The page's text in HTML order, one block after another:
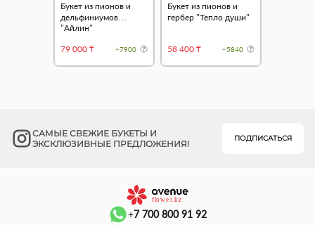
Букет из пионов и
дельфиниумов
"Айлин"
79 000 ₸
+7900
Букет из пионов и
гербер "Тепло души"
58 400 ₸ +5840
САМЫЕ СВЕЖИЕ БУКЕТЫ И
ЭКСКЛЮЗИВНЫЕ ПРЕДЛОЖЕНИЯ!
ПОДПИСАТЬСЯ
+7 700 800 91 92